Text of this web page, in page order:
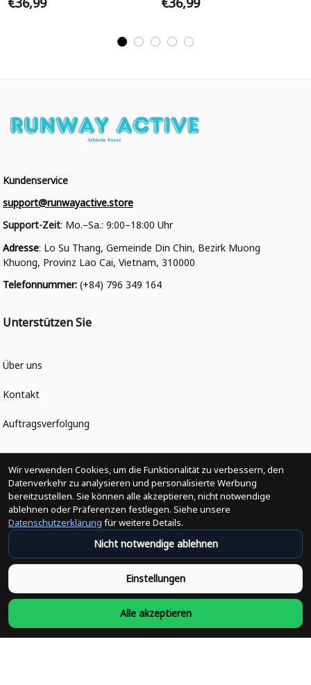
Kundenservice
support@runwayactive.store
Support-Zeit: Mo.–Sa.: 9:00–18:00 Uhr
Adresse: Lo Su Thang, Gemeinde Din Chin, Bezirk Muong
Khuong, Provinz Lao Cai, Vietnam, 310000
Telefonnummer: (+84) 796 349 164
Unterstützen Sie
Über uns
Kontakt
Auftragsverfolgung
Politiken
Änderungen der Bestellung
Versandpolitik
Rückerstattungsrichtlinie
Rückgabepolitik
Wir verwenden Cookies, um die Funktionalität zu verbessern, den
Datenverkehr zu analysieren und personalisierte Werbung
bereitzustellen. Sie können alle akzeptieren, nicht notwendige
ablehnen oder Präferenzen festlegen. Siehe unsere
Datenschutzerklärung für weitere Details.
Nicht notwendige ablehnen
Einstellungen
Alle akzeptieren